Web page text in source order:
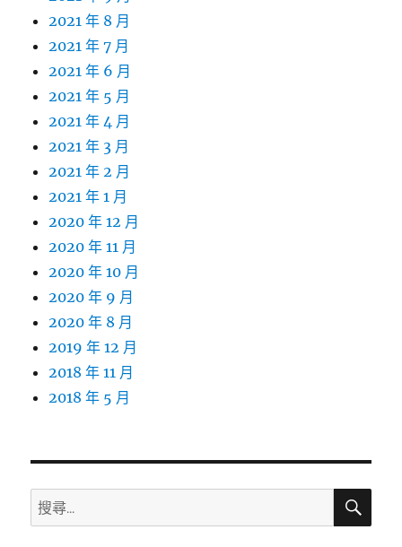
2021 年 8 月
2021 年 7 月
2021 年 6 月
2021 年 5 月
2021 年 4 月
2021 年 3 月
2021 年 2 月
2021 年 1 月
2020 年 12 月
2020 年 11 月
2020 年 10 月
2020 年 9 月
2020 年 8 月
2019 年 12 月
2018 年 11 月
2018 年 5 月
搜
尋
搜